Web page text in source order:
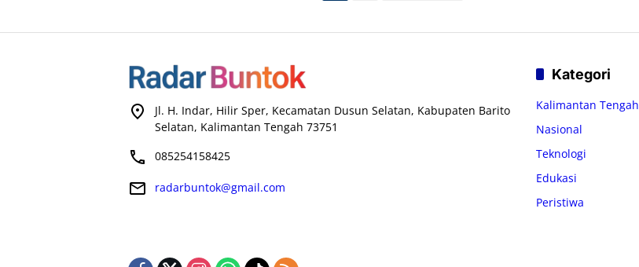
Jl. H. Indar, Hilir Sper, Kecamatan Dusun Selatan, Kabupaten Barito
Selatan, Kalimantan Tengah 73751
085254158425
radarbuntok@gmail.com
Kategori
Kalimantan Tengah
Nasional
Teknologi
Edukasi
Peristiwa